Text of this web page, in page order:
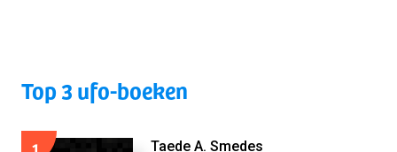
Top 3 ufo-boeken
Taede A. Smedes